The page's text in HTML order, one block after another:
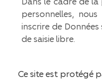
personnelles,
inscrire de
de saisie libre.
Ce site est protégé